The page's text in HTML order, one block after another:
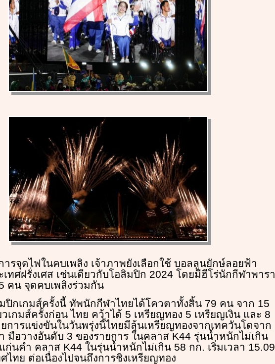
ารจุดไฟในคบเพลิง เจ้าภาพยังเลือกใช้ บอลลูนยักษ์ลอยฟ้า
เทศฝรั่งเศส เช่นเดียวกับโอลิมปิก 2024 โดยมีฮีโร่นักกีฬาพารา
คน จุดคบเพลิงร่วมกัน
ปิกเกมส์ครั้งนี้ ทัพนักกีฬาไทยได้โควตาทั้งสิ้น 79 คน จาก 15
เกมส์ครั้งก่อน ไทย คว้าได้ 5 เหรียญทอง 5 เหรียญเงิน และ 8
การแข่งขันในวันพรุ่งนี้ไทยมีลุ้นเหรียญทองจากเทควันโดจาก
มือวางอันดับ 3 ของรายการ ในคลาส K44 รุ่นน้ำหนักไม่เกิน
นคำ คลาส K44 ในรุ่นน้ำหนักไม่เกิน 58 กก. เริ่มเวลา 15.09
ไทย ต่อเนื่องไปจนถึงการชิงเหรียญทอง